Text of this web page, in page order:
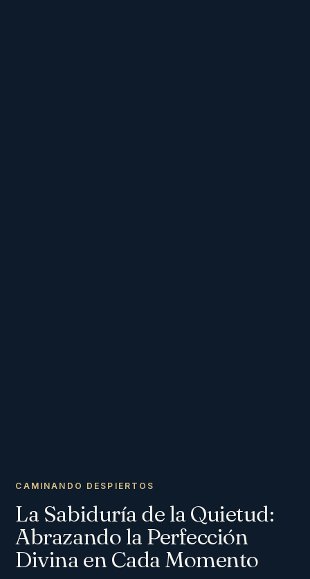
CAMINANDO DESPIERTOS
La Sabiduría de la Quietud:
Abrazando la Perfección
Divina en Cada Momento